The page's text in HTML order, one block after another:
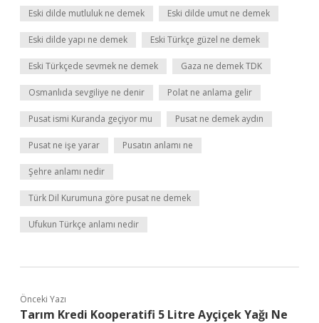
Eski dilde mutluluk ne demek Eski dilde umut ne demek
Eski dilde yapı ne demek Eski Türkçe güzel ne demek
Eski Türkçede sevmek ne demek Gaza ne demek TDK
Osmanlıda sevgiliye ne denir Polat ne anlama gelir
Pusat ismi Kuranda geçiyor mu Pusat ne demek aydın
Pusat ne işe yarar Pusatın anlamı ne
Şehre anlamı nedir
Türk Dil Kurumuna göre pusat ne demek
Ufukun Türkçe anlamı nedir
Önceki Yazı
Tarım Kredi Kooperatifi 5 Litre Ayçiçek Yağı Ne